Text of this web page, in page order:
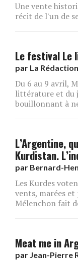
Une vente
récit de l'un de
Le festival Le
par La Rédaction
Du 6 au 9 avril,
littérature et du
bouillonnant à
L’Argentine,
Kurdistan.
par Bernard-
Les Kurdes
vents, marées
Mélenchon fait
Meat me in
par Jean-Pierre